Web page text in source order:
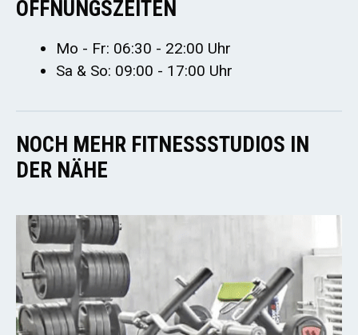
ÖFFNUNGSZEITEN
Mo - Fr: 06:30 - 22:00 Uhr
Sa & So: 09:00 - 17:00 Uhr
NOCH MEHR FITNESSSTUDIOS IN
DER NÄHE